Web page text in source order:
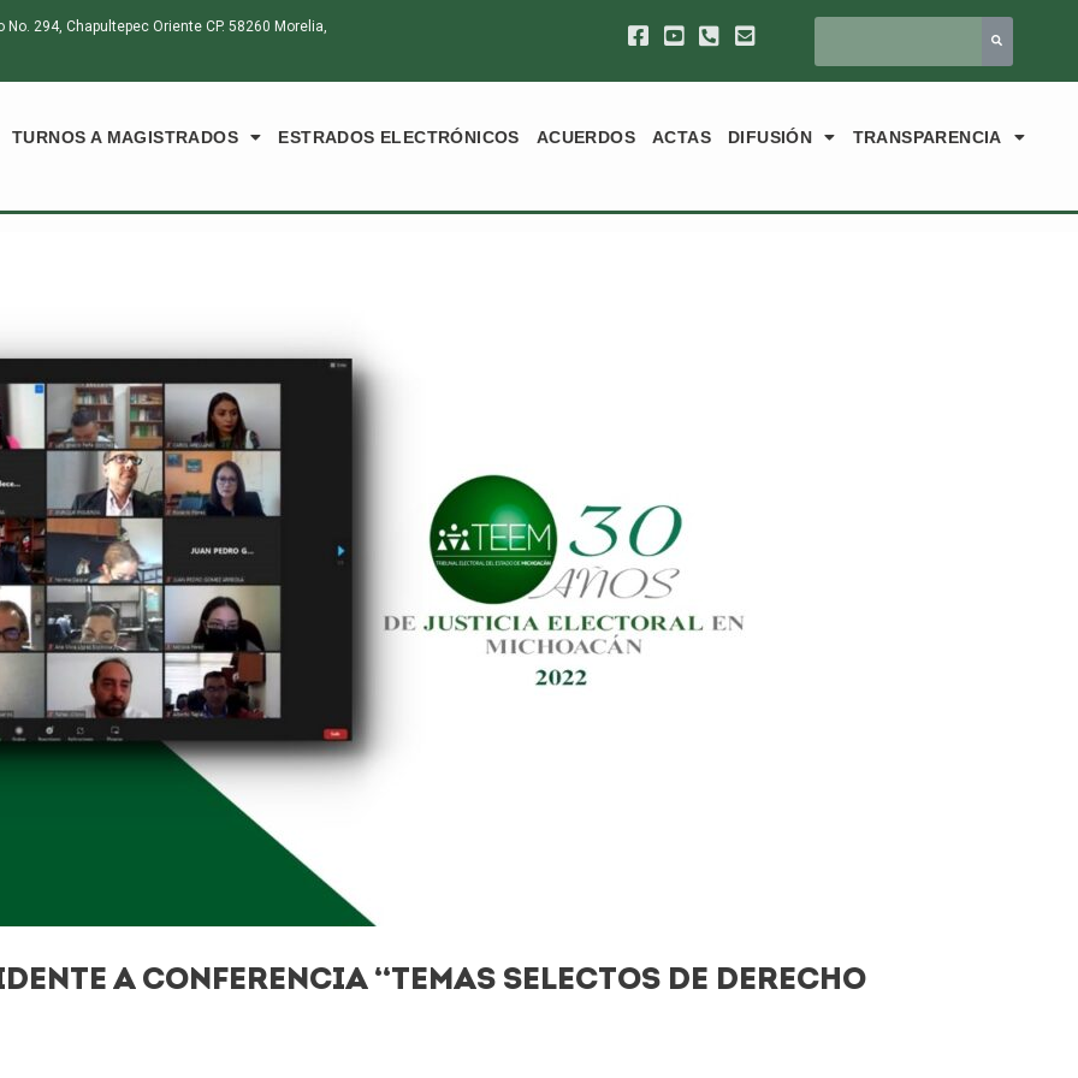
294, Chapultepec Oriente CP. 58260 Morelia,
TURNOS A MAGISTRADOS ESTRADOS ELECTRÓNICOS ACUERDOS ACTAS DIFUSIÓN TRANSPARENCIA
A CONFERENCIA “TEMAS SELECTOS DE DERECHO